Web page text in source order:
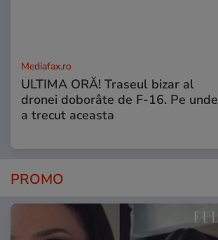
Mediafax.ro
ULTIMA ORĂ! Traseul bizar al
dronei doborâte de F-16. Pe unde
a trecut aceasta
PROMO